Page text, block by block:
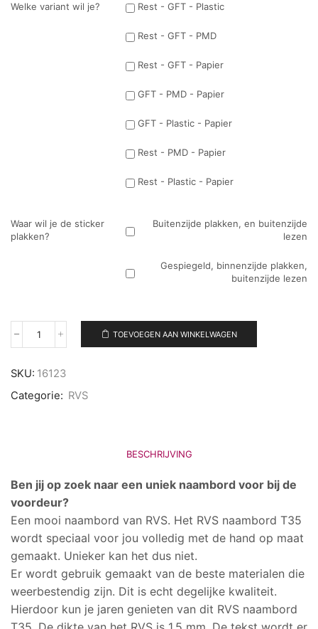
Welke variant wil je? Rest - GFT - Plastic
Rest - GFT - PMD
Rest - GFT - Papier
GFT - PMD - Papier
GFT - Plastic - Papier
Rest - PMD - Papier
Rest - Plastic - Papier
Waar wil je de sticker
plakken?
Buitenzijde plakken, en buitenzijde
lezen
Gespiegeld, binnenzijde plakken,
buitenzijde lezen
RVS
aantal
TOEVOEGEN AAN WINKELWAGEN
SKU: 16123
Categorie: RVS
BESCHRIJVING
Ben jij op zoek naar een uniek naambord voor bij de
voordeur?
Een mooi naambord van RVS. Het RVS naambord T35
wordt speciaal voor jou volledig met de hand op maat
gemaakt. Unieker kan het dus niet.
Er wordt gebruik gemaakt van de beste materialen die
weerbestendig zijn. Dit is echt degelijke kwaliteit.
Hierdoor kun je jaren genieten van dit RVS naambord